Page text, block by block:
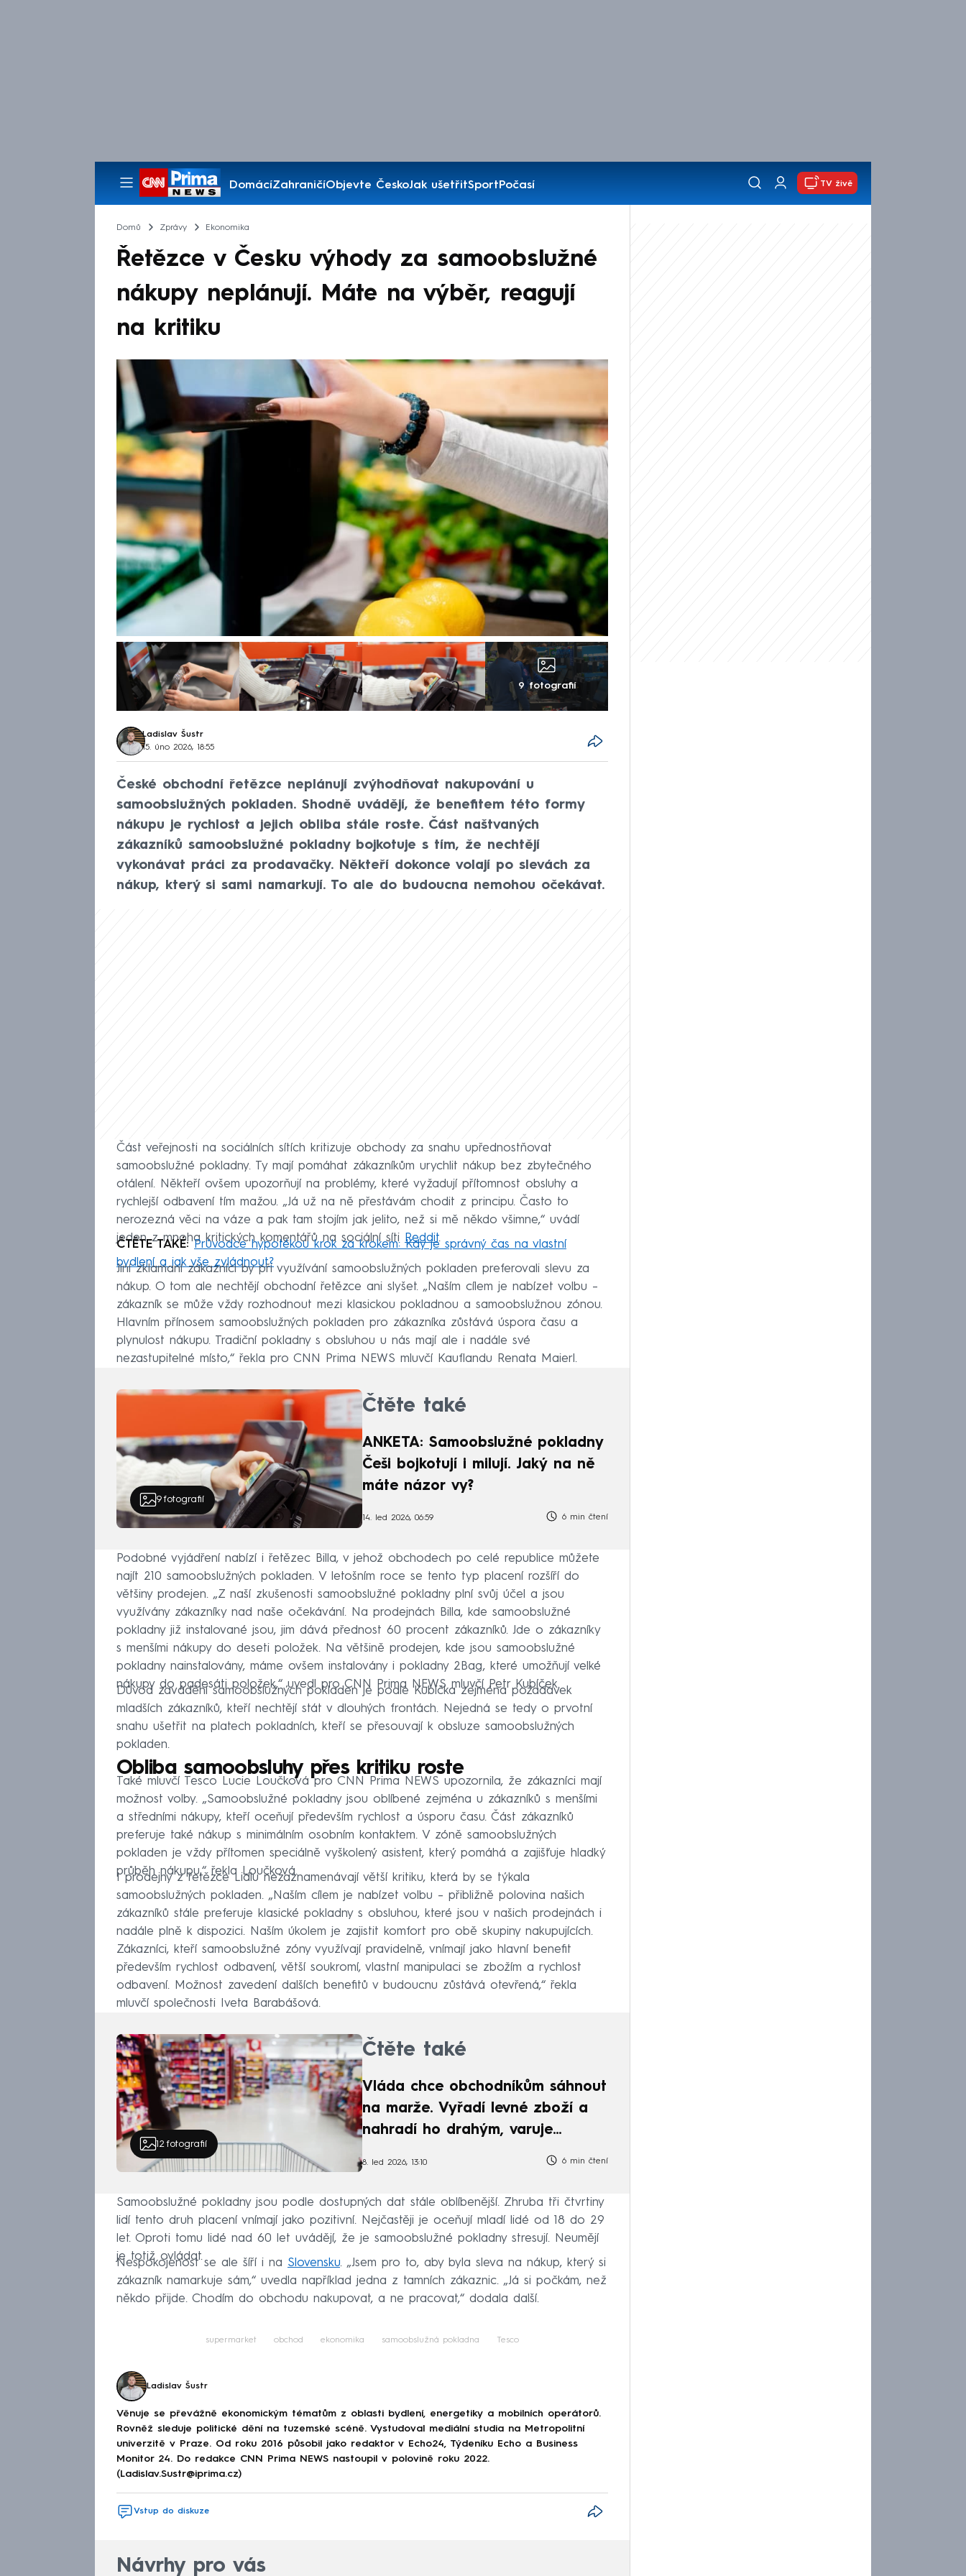
DomácíZahraničíObjevte ČeskoJak ušetřitSportPočasí
Pořady
TV živě
Domů Zprávy Ekonomika
Řetězce v Česku výhody za samoobslužné
nákupy neplánují. Máte na výběr, reagují
na kritiku
9 fotografií
Ladislav Šustr
15. úno 2026, 18:55
České obchodní řetězce neplánují zvýhodňovat nakupování u
samoobslužných pokladen. Shodně uvádějí, že benefitem této formy
nákupu je rychlost a jejich obliba stále roste. Část naštvaných
zákazníků samoobslužné pokladny bojkotuje s tím, že nechtějí
vykonávat práci za prodavačky. Někteří dokonce volají po slevách za
nákup, který si sami namarkují. To ale do budoucna nemohou očekávat.
Část veřejnosti na sociálních sítích kritizuje obchody za snahu upřednostňovat
samoobslužné pokladny. Ty mají pomáhat zákazníkům urychlit nákup bez zbytečného
otálení. Někteří ovšem upozorňují na problémy, které vyžadují přítomnost obsluhy a
rychlejší odbavení tím mažou. „Já už na ně přestávám chodit z principu. Často to
nerozezná věci na váze a pak tam stojím jak jelito, než si mě někdo všimne,“ uvádí
jeden z mnoha kritických komentářů na sociální síti
Reddit.
ČTĚTE TAKÉ:Průvodce hypotékou krok za krokem: Kdy je správný čas na vlastní
bydlení a jak vše zvládnout?
Jiní zklamaní zákazníci by při využívání samoobslužných pokladen preferovali slevu za
nákup. O tom ale nechtějí obchodní řetězce ani slyšet. „Naším cílem je nabízet volbu –
zákazník se může vždy rozhodnout mezi klasickou pokladnou a samoobslužnou zónou.
Hlavním přínosem samoobslužných pokladen pro zákazníka zůstává úspora času a
plynulost nákupu. Tradiční pokladny s obsluhou u nás mají ale i nadále své
nezastupitelné místo,“ řekla pro CNN Prima NEWS mluvčí Kauflandu Renata Maierl.
9fotografií
Čtěte také
ANKETA: Samoobslužné pokladny
Češi bojkotují i milují. Jaký na ně
máte názor vy?
14. led 2026, 06:59 6 min čtení
Podobné vyjádření nabízí i řetězec Billa, v jehož obchodech po celé republice můžete
najít 210 samoobslužných pokladen. V letošním roce se tento typ placení rozšíří do
většiny prodejen. „Z naší zkušenosti samoobslužné pokladny plní svůj účel a jsou
využívány zákazníky nad naše očekávání. Na prodejnách Billa, kde samoobslužné
pokladny již instalované jsou, jim dává přednost 60 procent zákazníků. Jde o zákazníky
s menšími nákupy do deseti položek. Na většině prodejen, kde jsou samoobslužné
pokladny nainstalovány, máme ovšem instalovány i pokladny 2Bag, které umožňují velké
nákupy do padesáti položek,“ uvedl pro CNN Prima NEWS mluvčí Petr Kubíček.
Důvod zavádění samoobslužných pokladen je podle Kubíčka zejména požadavek
mladších zákazníků, kteří nechtějí stát v dlouhých frontách. Nejedná se tedy o prvotní
snahu ušetřit na platech pokladních, kteří se přesouvají k obsluze samoobslužných
pokladen.
Obliba samoobsluhy přes kritiku roste
Také mluvčí Tesco Lucie Loučková pro CNN Prima NEWS upozornila, že zákazníci mají
možnost volby. „Samoobslužné pokladny jsou oblíbené zejména u zákazníků s menšími
a středními nákupy, kteří oceňují především rychlost a úsporu času. Část zákazníků
preferuje také nákup s minimálním osobním kontaktem. V zóně samoobslužných
pokladen je vždy přítomen speciálně vyškolený asistent, který pomáhá a zajišťuje hladký
průběh nákupu,“ řekla Loučková.
I prodejny z řetězce Lidlu nezaznamenávají větší kritiku, která by se týkala
samoobslužných pokladen. „Naším cílem je nabízet volbu – přibližně polovina našich
zákazníků stále preferuje klasické pokladny s obsluhou, které jsou v našich prodejnách i
nadále plně k dispozici. Naším úkolem je zajistit komfort pro obě skupiny nakupujících.
Zákazníci, kteří samoobslužné zóny využívají pravidelně, vnímají jako hlavní benefit
především rychlost odbavení, větší soukromí, vlastní manipulaci se zbožím a rychlost
odbavení. Možnost zavedení dalších benefitů v budoucnu zůstává otevřená,“ řekla
mluvčí společnosti Iveta Barabášová.
12fotografií
Čtěte také
Vláda chce obchodníkům sáhnout
na marže. Vyřadí levné zboží a
nahradí ho drahým, varuje
8. led 2026, 13:10 6 min čtení
Samoobslužné pokladny jsou podle dostupných dat stále oblíbenější. Zhruba tři čtvrtiny
lidí tento druh placení vnímají jako pozitivní. Nejčastěji je oceňují mladí lidé od 18 do 29
let. Oproti tomu lidé nad 60 let uvádějí, že je samoobslužné pokladny stresují. Neumějí
je totiž ovládat.
Nespokojenost se ale šíří i na Slovensku. „Jsem pro to, aby byla sleva na nákup, který si
zákazník namarkuje sám,“ uvedla například jedna z tamních zákaznic. „Já si počkám, než
někdo přijde. Chodím do obchodu nakupovat, a ne pracovat,“ dodala další.
supermarket obchod ekonomika samoobslužná pokladna Tesco
Ladislav Šustr
Věnuje se převážně ekonomickým tématům z oblasti bydlení, energetiky a mobilních operátorů.
Rovněž sleduje politické dění na tuzemské scéně. Vystudoval mediální studia na Metropolitní
univerzitě v Praze. Od roku 2016 působil jako redaktor v Echo24, Týdeníku Echo a Business
Monitor 24. Do redakce CNN Prima NEWS nastoupil v polovině roku 2022.
(Ladislav.Sustr@iprima.cz)
Vstup do diskuze
Návrhy pro vás